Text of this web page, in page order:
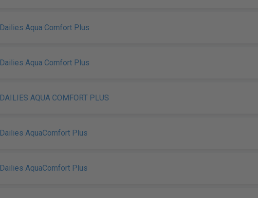
Dailies Aqua Comfort Plus
Dailies Aqua Comfort Plus
DAILIES AQUA COMFORT PLUS
Dailies AquaComfort Plus
Dailies AquaComfort Plus